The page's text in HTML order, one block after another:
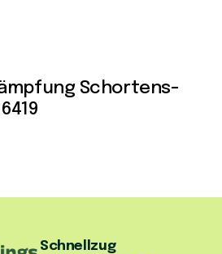
Schortens-
Schnellzug